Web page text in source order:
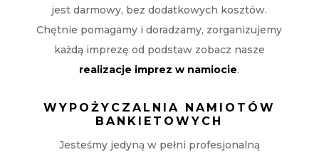
jest darmowy, bez dodatkowych kosztów.
Chętnie pomagamy i doradzamy, zorganizujemy
każdą imprezę od podstaw zobacz nasze
realizacje imprez w namiocie.
WYPOŻYCZALNIA NAMIOTÓW
BANKIETOWYCH
Jesteśmy jedyną w pełni profesjonalną